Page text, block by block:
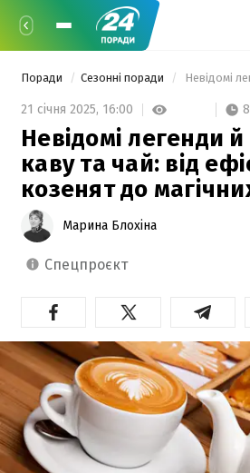
Поради Сезонні поради
21 січня 2025, 16:00
Невідомі легенди
каву та чай: від
козенят до
Марина Блохіна
спецпроєкт